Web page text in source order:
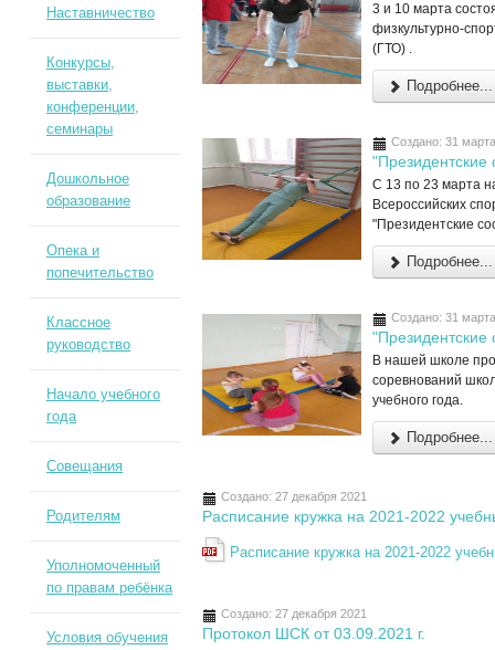
3 и 10 марта
физкультурно-
(ГТО) .
Подробнее...
Создано: 31
"Президентские
С 13 по 23 марта
Всероссийских
"Президентские
Подробнее...
Создано: 31
"Президентские
В нашей школе
соревнований
учебного года.
Подробнее...
Создано: 27 декабря 2021
Расписание кружка на 2021-2022
Расписание кружка на 2021-2022
Создано: 27 декабря 2021
Протокол ШСК от 03.09.2021 г.
Наставничество
Конкурсы,
выставки,
конференции,
семинары
Дошкольное
образование
Опека и
попечительство
Классное
руководство
Начало учебного
года
Совещания
Родителям
Уполномоченный
по правам ребёнка
Условия обучения